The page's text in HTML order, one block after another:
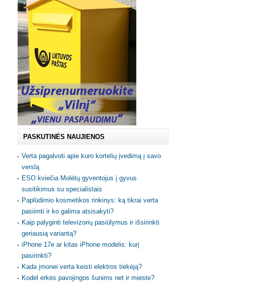
PASKUTINĖS NAUJIENOS
Verta pagalvoti apie kuro kortelių įvedimą į savo
verslą
ESO kviečia Molėtų gyventojus į gyvus
susitikimus su specialistais
Paplūdimio kosmetikos rinkinys: ką tikrai verta
pasiimti ir ko galima atsisakyti?
Kaip palyginti televizorių pasiūlymus ir išsirinkti
geriausią variantą?
iPhone 17e ar kitas iPhone modelis: kurį
pasirinkti?
Kada įmonei verta keisti elektros tiekėją?
Kodėl erkės pavojingos šunims net ir mieste?